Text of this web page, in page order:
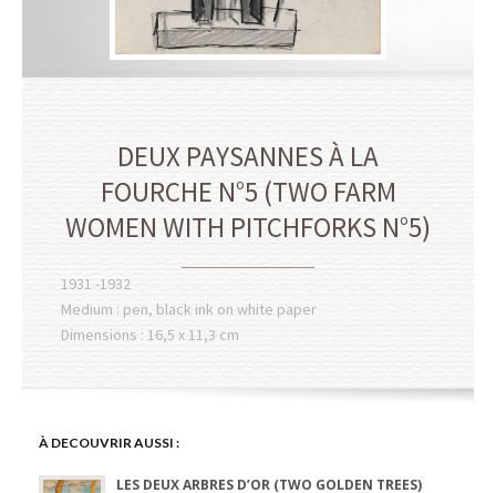
DEUX PAYSANNES À LA
FOURCHE N°5 (TWO FARM
WOMEN WITH PITCHFORKS N°5)
1931 -1932
Medium : pen, black ink on white paper
Dimensions : 16,5 x 11,3 cm
À DECOUVRIR AUSSI :
LES DEUX ARBRES D’OR (TWO GOLDEN TREES)